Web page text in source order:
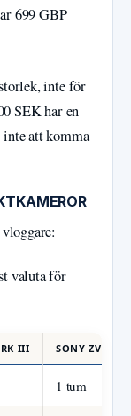
699 GBP
inte för
SEK har en
inte att komma
valuta för
III SONY ZV-1
1 tum